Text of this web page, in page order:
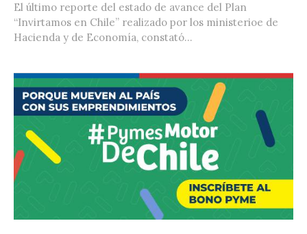
El último reporte del estado de avance del Plan
“Invirtamos en Chile” realizado por los ministerioe de
Hacienda y de Economía, constató...